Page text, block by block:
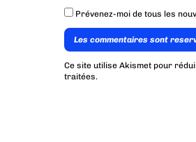
Prévenez-moi de tous les
Les commentaires sont
Ce site utilise Akismet pour
traitées.